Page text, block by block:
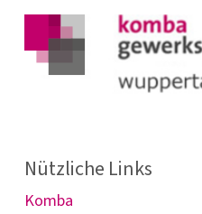
Nützliche Links
Komba